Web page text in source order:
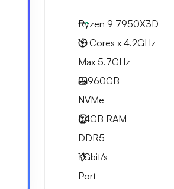
Ryzen 9 7950X3D
16 Cores x 4.2GHz
Max 5.7GHz
2x960GB
NVMe
64GB RAM
DDR5
1Gbit/s
Port